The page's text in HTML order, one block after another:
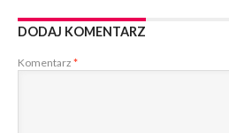
DODAJ KOMENTARZ
Komentarz *